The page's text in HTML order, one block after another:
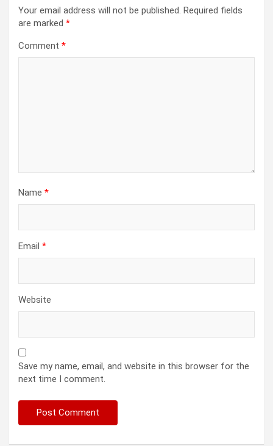
Your email address will not be published. Required fields
are marked *
Comment *
Name *
Email *
Website
Save my name, email, and website in this browser for the
next time I comment.